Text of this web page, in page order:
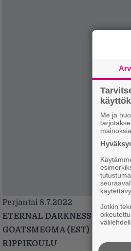
Perjantai 8.7.2022
ETERNAL DARKNESS (SWE)
GOATSMEGMA (EST)
RIPPIKOULU
Me ja
mainoksia.
Jotkin